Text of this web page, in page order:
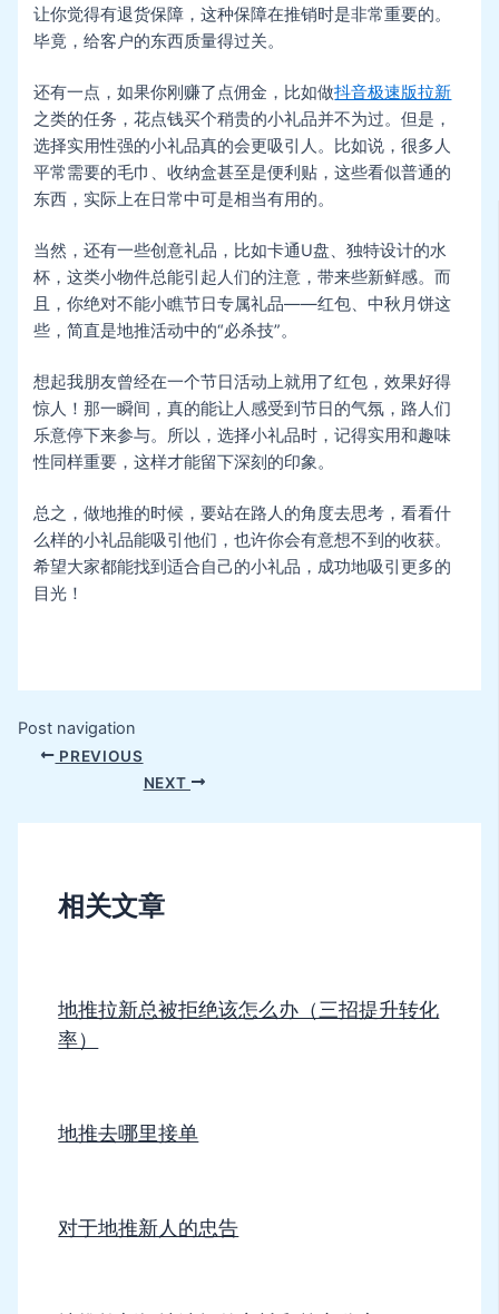
让你觉得有退货保障，这种保障在推销时是非常重要的。
毕竟，给客户的东西质量得过关。
还有一点，如果你刚赚了点佣金，比如做抖音极速版拉新
之类的任务，花点钱买个稍贵的小礼品并不为过。但是，
选择实用性强的小礼品真的会更吸引人。比如说，很多人
平常需要的毛巾、收纳盒甚至是便利贴，这些看似普通的
东西，实际上在日常中可是相当有用的。
当然，还有一些创意礼品，比如卡通U盘、独特设计的水
杯，这类小物件总能引起人们的注意，带来些新鲜感。而
且，你绝对不能小瞧节日专属礼品——红包、中秋月饼这
些，简直是地推活动中的“必杀技”。
想起我朋友曾经在一个节日活动上就用了红包，效果好得
惊人！那一瞬间，真的能让人感受到节日的气氛，路人们
乐意停下来参与。所以，选择小礼品时，记得实用和趣味
性同样重要，这样才能留下深刻的印象。
总之，做地推的时候，要站在路人的角度去思考，看看什
么样的小礼品能吸引他们，也许你会有意想不到的收获。
希望大家都能找到适合自己的小礼品，成功地吸引更多的
目光！
Post navigation
PREVIOUS
NEXT
相关文章
地推拉新总被拒绝该怎么办（三招提升转化
率）
地推去哪里接单
对于地推新人的忠告